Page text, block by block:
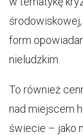
form
nieludzkim.
To również
nad miejscem
świecie – jako